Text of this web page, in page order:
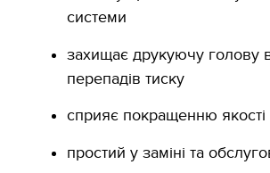
системи
захищає друкуючу голову
перепадів тиску
сприяє покращенню якості
простий у заміні та